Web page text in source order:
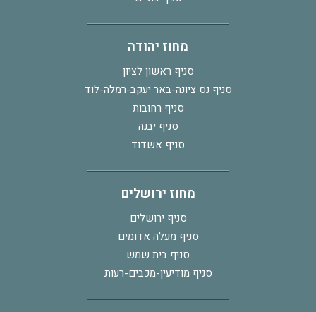
מחוז יהודה
סניף ראשון לציון
סניף נס ציונה-באר יעקב-רמלה-לוד
סניף רחובות
סניף יבנה
סניף אשדוד
מחוז ירושלים
סניף ירושלים
סניף מעלה אדומים
סניף בית שמש
סניף מודיעין-מכבים-רעות